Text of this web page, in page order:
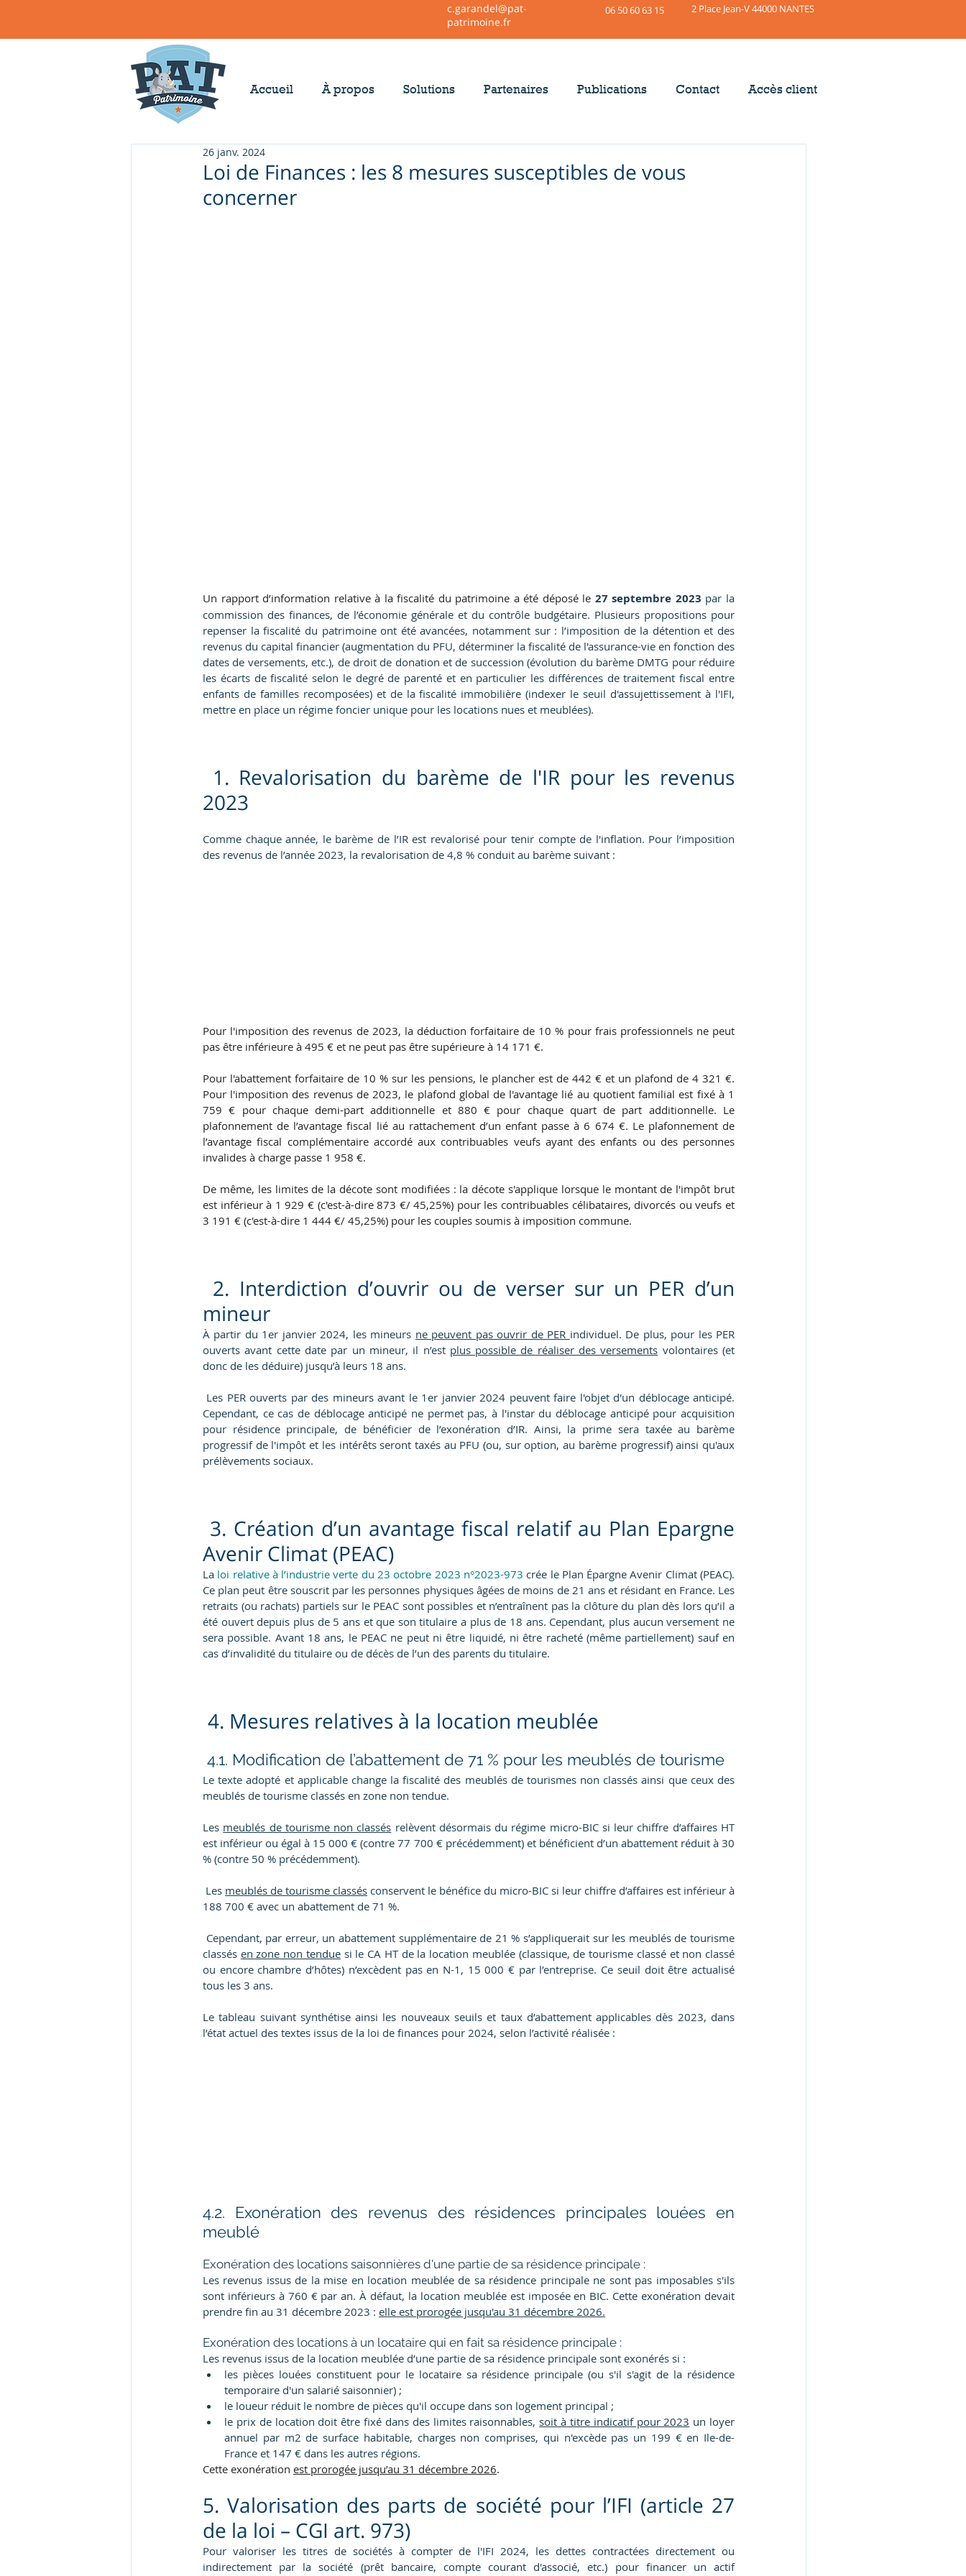
c.garandel@pat-
patrimoine.fr
06 50 60 63 15 2 Place Jean-V 44000 NANTES
Accueil À propos Solutions Partenaires Publications Contact Accès client
Loi de Finances : les 8 mesures susceptibles de vous
concerner
26 janv. 2024
Un rapport d’information relative à la fiscalité du patrimoine a été déposé le 27 septembre 2023 par la
commission des finances, de l’économie générale et du contrôle budgétaire. Plusieurs propositions pour
repenser la fiscalité du patrimoine ont été avancées, notamment sur : l’imposition de la détention et des
revenus du capital financier (augmentation du PFU, déterminer la fiscalité de l'assurance-vie en fonction des
dates de versements, etc.), de droit de donation et de succession (évolution du barème DMTG pour réduire
les écarts de fiscalité selon le degré de parenté et en particulier les différences de traitement fiscal entre
enfants de familles recomposées) et de la fiscalité immobilière (indexer le seuil d'assujettissement à l'IFI,
mettre en place un régime foncier unique pour les locations nues et meublées).
1. Revalorisation du barème de l'IR pour les revenus
2023
Comme chaque année, le barème de l’IR est revalorisé pour tenir compte de l'inflation. Pour l’imposition
des revenus de l’année 2023, la revalorisation de 4,8 % conduit au barème suivant :
Pour l'imposition des revenus de 2023, la déduction forfaitaire de 10 % pour frais professionnels ne peut
pas être inférieure à 495 € et ne peut pas être supérieure à 14 171 €.
Pour l'abattement forfaitaire de 10 % sur les pensions, le plancher est de 442 € et un plafond de 4 321 €.
Pour l'imposition des revenus de 2023, le plafond global de l'avantage lié au quotient familial est fixé à 1
759 € pour chaque demi-part additionnelle et 880 € pour chaque quart de part additionnelle. Le
plafonnement de l’avantage fiscal lié au rattachement d’un enfant passe à 6 674 €. Le plafonnement de
l’avantage fiscal complémentaire accordé aux contribuables veufs ayant des enfants ou des personnes
invalides à charge passe 1 958 €.
De même, les limites de la décote sont modifiées : la décote s'applique lorsque le montant de l'impôt brut
est inférieur à 1 929 € (c'est-à-dire 873 €/ 45,25%) pour les contribuables célibataires, divorcés ou veufs et
3 191 € (c'est-à-dire 1 444 €/ 45,25%) pour les couples soumis à imposition commune.
2. Interdiction d’ouvrir ou de verser sur un PER d’un
mineur
À partir du 1er janvier 2024, les mineurs ne peuvent pas ouvrir de PER individuel. De plus, pour les PER
ouverts avant cette date par un mineur, il n’est plus possible de réaliser des versements volontaires (et
donc de les déduire) jusqu’à leurs 18 ans.
Les PER ouverts par des mineurs avant le 1er janvier 2024 peuvent faire l'objet d'un déblocage anticipé.
Cependant, ce cas de déblocage anticipé ne permet pas, à l'instar du déblocage anticipé pour acquisition
pour résidence principale, de bénéficier de l’exonération d’IR. Ainsi, la prime sera taxée au barème
progressif de l'impôt et les intérêts seront taxés au PFU (ou, sur option, au barème progressif) ainsi qu'aux
prélèvements sociaux.
3. Création d’un avantage fiscal relatif au Plan Epargne
Avenir Climat (PEAC)
La loi relative à l’industrie verte du 23 octobre 2023 n°2023-973 crée le Plan Épargne Avenir Climat (PEAC).
Ce plan peut être souscrit par les personnes physiques âgées de moins de 21 ans et résidant en France. Les
retraits (ou rachats) partiels sur le PEAC sont possibles et n’entraînent pas la clôture du plan dès lors qu’il a
été ouvert depuis plus de 5 ans et que son titulaire a plus de 18 ans. Cependant, plus aucun versement ne
sera possible. Avant 18 ans, le PEAC ne peut ni être liquidé, ni être racheté (même partiellement) sauf en
cas d’invalidité du titulaire ou de décès de l’un des parents du titulaire.
4. Mesures relatives à la location meublée
4.1. Modification de l’abattement de 71 % pour les meublés de tourisme
Le texte adopté et applicable change la fiscalité des meublés de tourismes non classés ainsi que ceux des
meublés de tourisme classés en zone non tendue.
Les meublés de tourisme non classés relèvent désormais du régime micro-BIC si leur chiffre d’affaires HT
est inférieur ou égal à 15 000 € (contre 77 700 € précédemment) et bénéficient d’un abattement réduit à 30
% (contre 50 % précédemment).
Les meublés de tourisme classés conservent le bénéfice du micro-BIC si leur chiffre d’affaires est inférieur à
188 700 € avec un abattement de 71 %.
Cependant, par erreur, un abattement supplémentaire de 21 % s’appliquerait sur les meublés de tourisme
classés en zone non tendue si le CA HT de la location meublée (classique, de tourisme classé et non classé
ou encore chambre d’hôtes) n’excèdent pas en N-1, 15 000 € par l’entreprise. Ce seuil doit être actualisé
tous les 3 ans.
Le tableau suivant synthétise ainsi les nouveaux seuils et taux d’abattement applicables dès 2023, dans
l’état actuel des textes issus de la loi de finances pour 2024, selon l’activité réalisée :
4.2. Exonération des revenus des résidences principales louées en
meublé
Exonération des locations saisonnières d'une partie de sa résidence principale :
Les revenus issus de la mise en location meublée de sa résidence principale ne sont pas imposables s'ils
sont inférieurs à 760 € par an. À défaut, la location meublée est imposée en BIC. Cette exonération devait
prendre fin au 31 décembre 2023 : elle est prorogée jusqu'au 31 décembre 2026.
Exonération des locations à un locataire qui en fait sa résidence principale :
Les revenus issus de la location meublée d’une partie de sa résidence principale sont exonérés si :
les pièces louées constituent pour le locataire sa résidence principale (ou s'il s'agit de la résidence
temporaire d'un salarié saisonnier) ;
le loueur réduit le nombre de pièces qu'il occupe dans son logement principal ;
le prix de location doit être fixé dans des limites raisonnables, soit à titre indicatif pour 2023 un loyer
annuel par m2 de surface habitable, charges non comprises, qui n'excède pas un 199 € en Ile-de-
France et 147 € dans les autres régions.
Cette exonération est prorogée jusqu’au 31 décembre 2026.
5. Valorisation des parts de société pour l’IFI (article 27
de la loi – CGI art. 973)
Pour valoriser les titres de sociétés à compter de l'IFI 2024, les dettes contractées directement ou
indirectement par la société (prêt bancaire, compte courant d'associé, etc.) pour financer un actif